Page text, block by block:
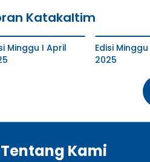
Katakaltim
Minggu I April
Edisi
2025
Tentang Kami